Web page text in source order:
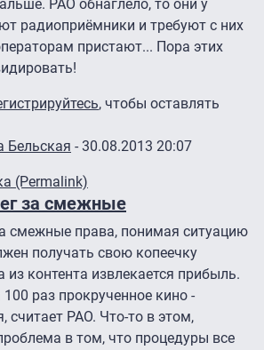
РАО обнаглело, то они у
радиоприёмники и требуют с них
пристают... Пора этих
, чтобы оставлять
Бельская - 30.08.2013 20:07
(Permalink)
за смежные
смежные права, понимая ситуацию
получать свою копеечку
контента извлекается прибыль.
раз прокрученное кино -
считает РАО. Что-то в этом,
в том, что процедуры все